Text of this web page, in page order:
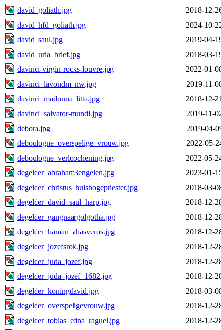
david_goliath.jpg
2018-12-
david_hfd_goliath.jpg
2024-10-
david_saul.jpg
2019-04-
david_uria_brief.jpg
2018-03-
davinci-virgin-rocks-louvre.jpg
2022-01-
davinci_lavondm_nw.jpg
2019-11-
davinci_madonna_litta.jpg
2018-12-
davinci_salvator-mundi.jpg
2019-11-
debora.jpg
2019-04-
deboulogne_overspelige_vrouw.jpg
2022-05-
deboulogne_verloochening.jpg
2022-05-
degelder_abraham3engelen.jpg
2023-01-
degelder_christus_huishogepriester.jpg
2018-03-
degelder_david_saul_harp.jpg
2018-12-
degelder_gangnaargolgotha.jpg
2018-12-
degelder_haman_ahasveros.jpg
2018-12-
degelder_jozefsrok.jpg
2018-12-
degelder_juda_jozef.jpg
2018-12-
degelder_juda_jozef_1682.jpg
2018-12-
degelder_koningdavid.jpg
2018-03-
degelder_overspeligevrouw.jpg
2018-12-
degelder_tobias_edna_raguel.jpg
2018-12-